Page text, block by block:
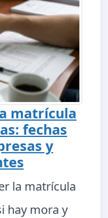
matrícula
fechas
y
la matrícula
hay mora y